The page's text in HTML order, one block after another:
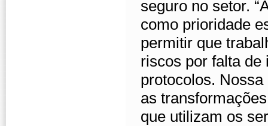
seguro no setor.
como prioridade
permitir que
riscos por falta de
protocolos.
as
que utilizam os